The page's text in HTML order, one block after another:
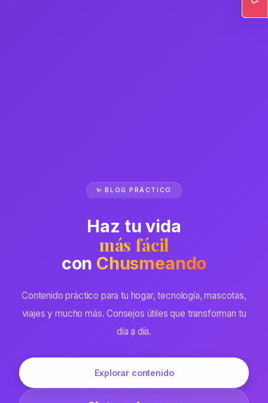
✨ BLOG PRÁCTICO
Haz tu vida
más fácil
con Chusmeando
Contenido práctico para tu hogar, tecnología, mascotas,
viajes y mucho más. Consejos útiles que transforman tu
día a día.
Explorar contenido